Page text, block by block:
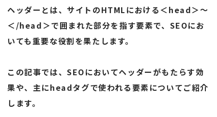
ヘッダーとは、サイトのHTMLにおける＜head＞～
＜/head＞で囲まれた部分を指す要素で、SEOにお
いても重要な役割を果たします。
この記事では、SEOにおいてヘッダーがもたらす効
果や、主にheadタグで使われる要素についてご紹介
します。